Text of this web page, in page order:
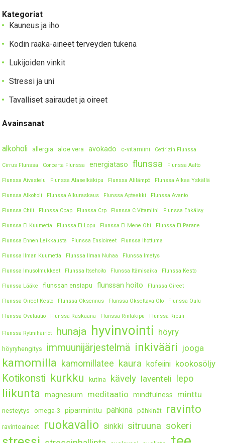
Kategoriat
Kauneus ja iho
Kodin raaka-aineet terveyden tukena
Lukijoiden vinkit
Stressi ja uni
Tavalliset sairaudet ja oireet
Avainsanat
alkoholi allergia aloe vera avokado c-vitamiini Cetirizin Flunssa
Cirrus Flunssa Concerta Flunssa energiataso flunssa Flunssa Aalto
Flunssa Aivastelu Flunssa Alaselkäkipu Flunssa Alilämpö Flunssa Alkaa Yskällä
Flunssa Alkoholi Flunssa Alkuraskaus Flunssa Apteekki Flunssa Avanto
Flunssa Chili Flunssa Cpap Flunssa Crp Flunssa C Vitamiini Flunssa Ehkäisy
Flunssa Ei Kuumetta Flunssa Ei Lopu Flunssa Ei Mene Ohi Flunssa Ei Parane
Flunssa Ennen Leikkausta Flunssa Ensioireet Flunssa Ihottuma
Flunssa Ilman Kuumetta Flunssa Ilman Nuhaa Flunssa Imetys
Flunssa Imusolmukkeet Flunssa Itsehoito Flunssa Itämisaika Flunssa Kesto
Flunssa Lääke flunssan ensiapu flunssan hoito Flunssa Oireet
Flunssa Oireet Kesto Flunssa Oksennus Flunssa Oksettava Olo Flunssa Oulu
Flunssa Ovulaatio Flunssa Raskaana Flunssa Rintakipu Flunssa Ripuli
Flunssa Rytmihäiriöt hunaja hyvinvointi höyry
höyryhengitys immuunijärjestelmä inkivääri jooga
kamomilla kamomillatee kaura kofeiini kookosöljy
Kotikonsti kurkku kutina kävely laventeli lepo
liikunta magnesium meditaatio mindfulness minttu
nesteytys omega-3 piparminttu pähkinä pähkinät ravinto
ravintoaineet ruokavalio sinkki sitruuna sokeri